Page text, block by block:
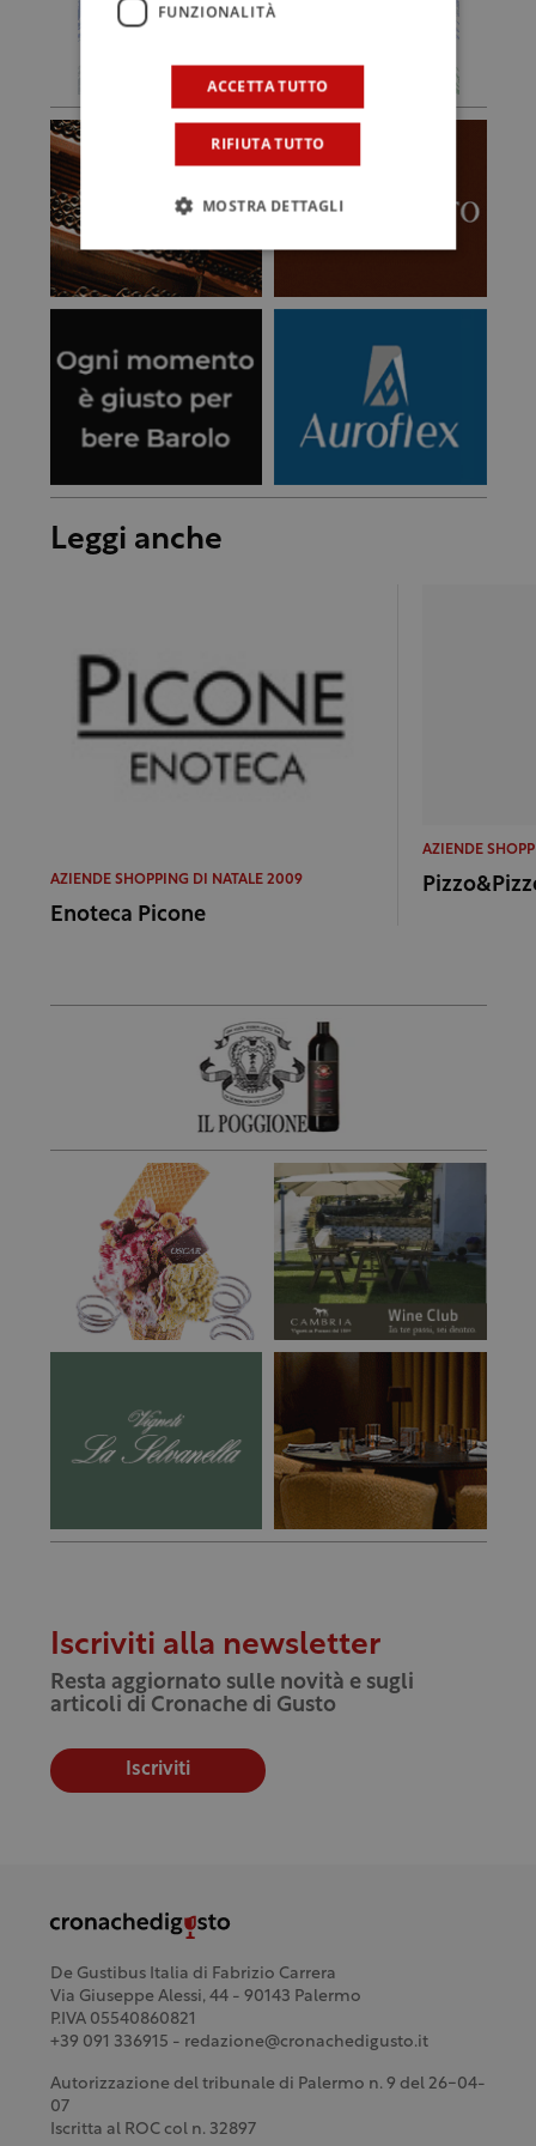
Leggi anche
AZIENDE SHOPPING DI NATALE 2009
Enoteca Picone
AZIENDE
Iscriviti alla newsletter
Resta aggiornato sulle novità e sugli
articoli di Cronache di Gusto
Iscriviti
De Gustibus Italia di Fabrizio Carrera
Via Giuseppe Alessi, 44 - 90143 Palermo
P.IVA 05540860821
+39 091 336915 - redazione@cronachedigusto.it
Autorizzazione del tribunale di Palermo n. 9 del 26-04-
07
Iscritta al ROC col n. 32897
FUNZIONALITÀ
ACCETTA TUTTO
RIFIUTA TUTTO
MOSTRA DETTAGLI